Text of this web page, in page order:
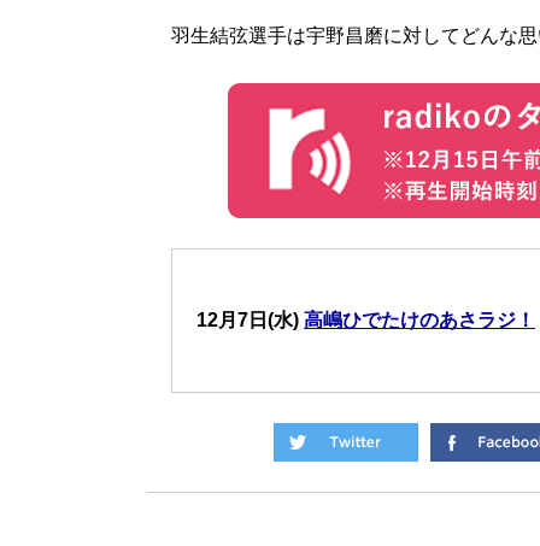
羽生結弦選手は宇野昌磨に対してどんな
12月7日(水) 高嶋ひでたけのあさラジ！